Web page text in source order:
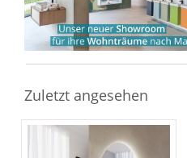
Zuletzt angesehen